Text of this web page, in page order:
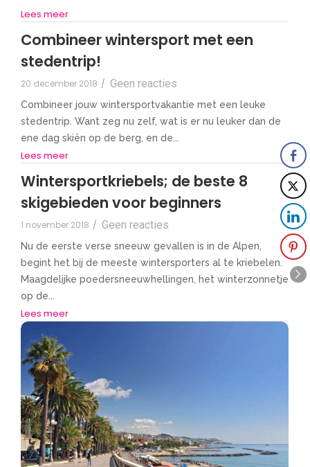
Lees meer
Combineer wintersport met een
stedentrip!
20 december 2018 / Geen reacties
Combineer jouw wintersportvakantie met een leuke
stedentrip. Want zeg nu zelf, wat is er nu leuker dan de
ene dag skiën op de berg, en de...
Lees meer
Wintersportkriebels; de beste 8
skigebieden voor beginners
1 november 2018 / Geen reacties
Nu de eerste verse sneeuw gevallen is in de Alpen,
begint het bij de meeste wintersporters al te kriebelen.
Maagdelijke poedersneeuwhellingen, het winterzonnetje
op de...
Lees meer